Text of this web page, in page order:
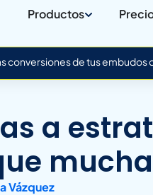
Productos
conversiones de tus embudos
a
Vázquez